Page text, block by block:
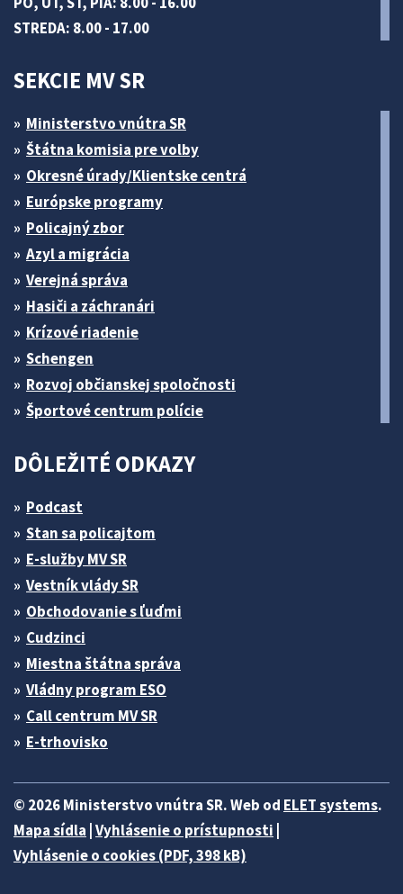
STREDA: 8.00 - 17.00
SEKCIE MV SR
Ministerstvo vnútra SR
Štátna komisia pre volby
Okresné úrady/Klientske centrá
Európske programy
Policajný zbor
Azyl a migrácia
Verejná správa
Hasiči a záchranári
Krízové riadenie
Schengen
Rozvoj občianskej spoločnosti
Športové centrum polície
DÔLEŽITÉ ODKAZY
Podcast
Stan sa policajtom
E-služby MV SR
Vestník vlády SR
Obchodovanie s ľuďmi
Cudzinci
Miestna štátna správa
Vládny program ESO
Call centrum MV SR
E-trhovisko
© 2026 Ministerstvo vnútra SR. Web od ELET systems.
Mapa sídla |Vyhlásenie o prístupnosti |
Vyhlásenie o cookies (PDF, 398 kB)